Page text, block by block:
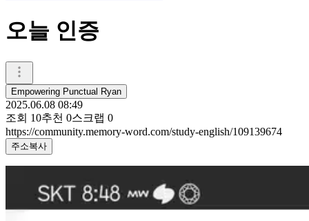
오늘 인증
Empowering Punctual Ryan
2025.06.08 08:49
조회 10추천 0스크랩 0
https://community.memory-word.com/study-english/109139674
주소복사